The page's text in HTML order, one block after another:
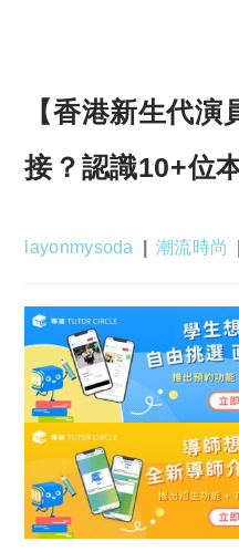
【香港新生代
接？認識10+位
Post
layonmysoda
Post
潮流時尚